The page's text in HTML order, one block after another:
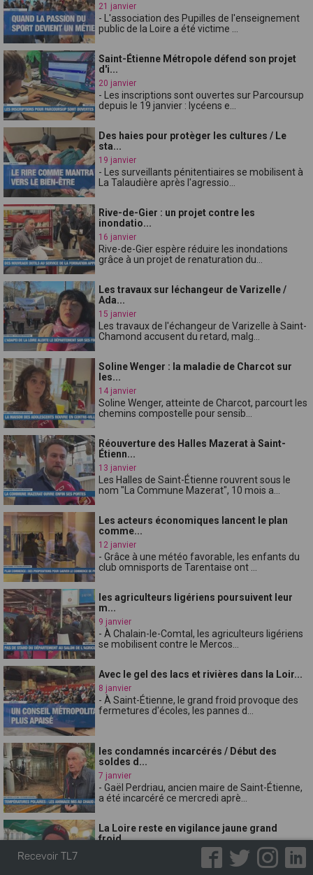
21 janvier
- L'association des Pupilles de l'enseignement
public de la Loire a été victime ...
Saint-Étienne Métropole défend son projet
d'i...
20 janvier
- Les inscriptions sont ouvertes sur Parcoursup
depuis le 19 janvier : lycéens e...
Des haies pour protèger les cultures / Le
sta...
19 janvier
- Les surveillants pénitentiaires se mobilisent à
La Talaudière après l'agressio...
Rive-de-Gier : un projet contre les
inondatio...
16 janvier
Rive-de-Gier espère réduire les inondations
grâce à un projet de renaturation du...
Les travaux sur léchangeur de Varizelle /
Ada...
15 janvier
Les travaux de l'échangeur de Varizelle à Saint-
Chamond accusent du retard, malg...
Soline Wenger : la maladie de Charcot sur
les...
14 janvier
Soline Wenger, atteinte de Charcot, parcourt les
chemins compostelle pour sensib...
Réouverture des Halles Mazerat à Saint-
Étienn...
13 janvier
Les Halles de Saint-Étienne rouvrent sous le
nom "La Commune Mazerat", 10 mois a...
Les acteurs économiques lancent le plan
comme...
12 janvier
- Grâce à une météo favorable, les enfants du
club omnisports de Tarentaise ont ...
les agriculteurs ligériens poursuivent leur
m...
9 janvier
- À Chalain-le-Comtal, les agriculteurs ligériens
se mobilisent contre le Mercos...
Avec le gel des lacs et rivières dans la Loir...
8 janvier
- À Saint-Étienne, le grand froid provoque des
fermetures d'écoles, les pannes d...
les condamnés incarcérés / Début des
soldes d...
7 janvier
- Gaël Perdriau, ancien maire de Saint-Étienne,
a été incarcéré ce mercredi aprè...
La Loire reste en vigilance jaune grand
froid...
- Malgré la vigilance jaune grand froid, neige et
Recevoir TL7